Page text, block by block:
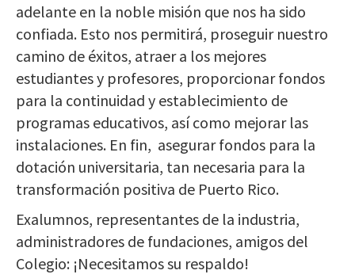
adelante en la noble misión que nos ha sido
confiada. Esto nos permitirá, proseguir nuestro
camino de éxitos, atraer a los mejores
estudiantes y profesores, proporcionar fondos
para la continuidad y establecimiento de
programas educativos, así como mejorar las
instalaciones. En fin, asegurar fondos para la
dotación universitaria, tan necesaria para la
transformación positiva de Puerto Rico.
Exalumnos, representantes de la industria,
administradores de fundaciones, amigos del
Colegio: ¡Necesitamos su respaldo!